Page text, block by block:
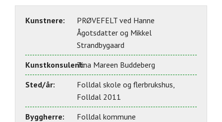
Kunstnere:
PRØVEFELT ved Hanne
Ågotsdatter og Mikkel
Strandbygaard
Kunstkonsulent:Tina Mareen Buddeberg
Sted/år:
Folldal skole og flerbrukshus,
Folldal 2011
Byggherre:
Folldal kommune